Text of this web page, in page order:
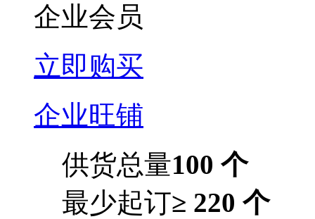
企业会员
立即购买
企业旺铺
供货总量100 个
最少起订≥ 220 个